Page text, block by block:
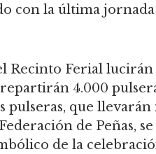
con la última
Recinto Ferial
repartirán 4.000
pulseras, que
de Peñas,
de la